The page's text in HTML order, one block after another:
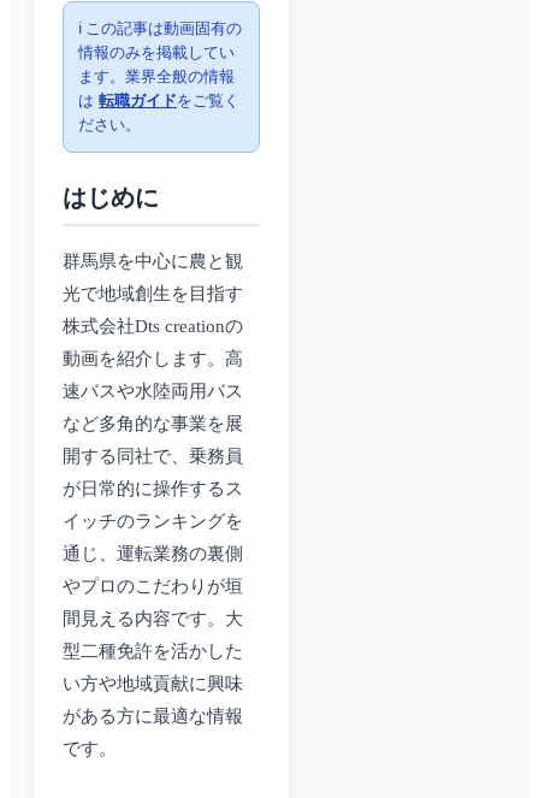
ℹ️ この記事は動画固有の
情報のみを掲載してい
ます。業界全般の情報
は 転職ガイドをご覧く
ださい。
はじめに
群馬県を中心に農と観
光で地域創生を目指す
株式会社Dts creationの
動画を紹介します。高
速バスや水陸両用バス
など多角的な事業を展
開する同社で、乗務員
が日常的に操作するス
イッチのランキングを
通じ、運転業務の裏側
やプロのこだわりが垣
間見える内容です。大
型二種免許を活かした
い方や地域貢献に興味
がある方に最適な情報
です。